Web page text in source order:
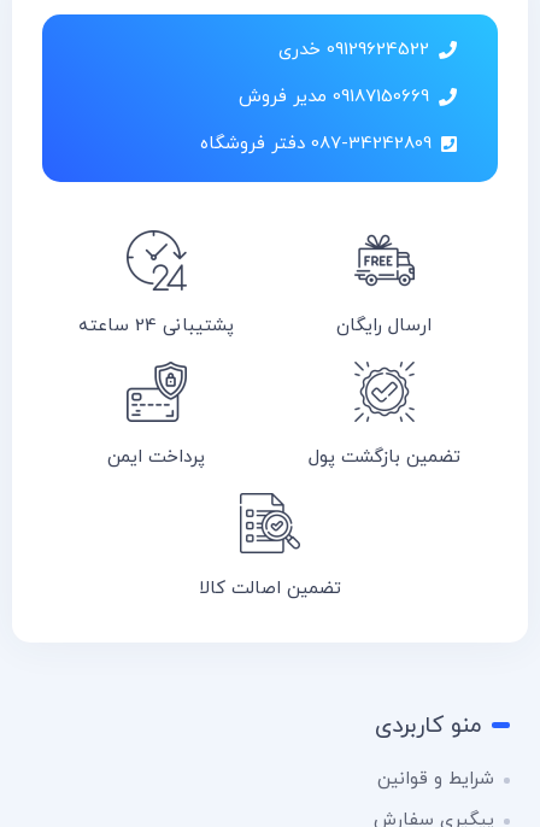
09129624522 خدری
09187150669 مدیر فروش
087-34242809 دفتر فروشگاه
ارسال رایگان پشتیبانی 24 ساعته
تضمین بازگشت پول پرداخت ایمن
تضمین اصالت کالا
منو کاربردی
شرایط و قوانین
پیگیری سفارش